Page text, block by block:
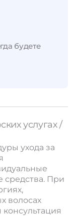
будете
услугах /
ухода за
средства. При
волосах